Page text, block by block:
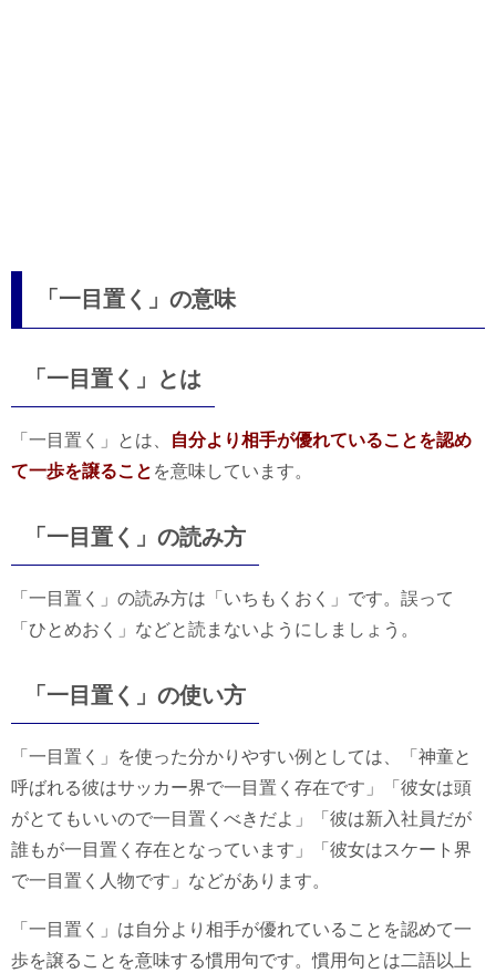
「一目置く」の意味
「一目置く」とは
「一目置く」とは、
自分より相手が優れていることを認め
て一歩を譲ること を意味しています。
「一目置く」の読み方
「一目置く」の読み方は「いちもくおく」です。誤って
「ひとめおく」などと読まないようにしましょう。
「一目置く」の使い方
「一目置く」を使った分かりやすい例としては、「神童と
呼ばれる彼はサッカー界で一目置く存在です」「彼女は頭
がとてもいいので一目置くべきだよ」「彼は新入社員だが
誰もが一目置く存在となっています」「彼女はスケート界
で一目置く人物です」などがあります。
「一目置く」は自分より相手が優れていることを認めて一
歩を譲ることを意味する慣用句です。慣用句とは二語以上